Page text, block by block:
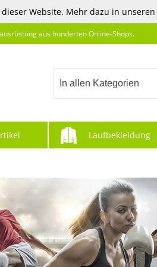
Website. Mehr dazu in unseren
aus hunderten Online-Shops.
In allen Kategorien
Laufbekleidung